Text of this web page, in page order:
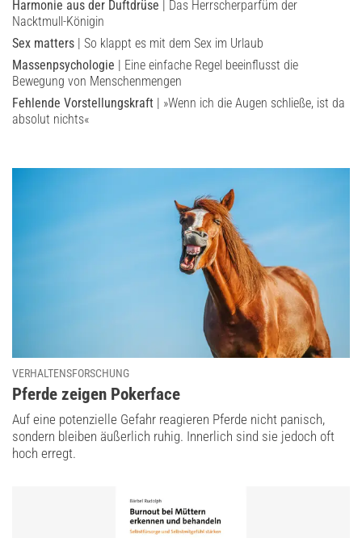
Harmonie aus der Duftdrüse | Das Herrscherparfüm der
Nacktmull-Königin
Sex matters | So klappt es mit dem Sex im Urlaub
Massenpsychologie | Eine einfache Regel beeinflusst die
Bewegung von Menschenmengen
Fehlende Vorstellungskraft | »Wenn ich die Augen schließe, ist da
absolut nichts«
VERHALTENSFORSCHUNG
:
Pferde zeigen Pokerface
Auf eine potenzielle Gefahr reagieren Pferde nicht panisch,
sondern bleiben äußerlich ruhig. Innerlich sind sie jedoch oft
hoch erregt.